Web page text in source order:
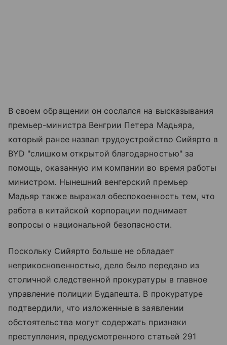
В своем обращении он сослался на высказывания
премьер-министра Венгрии Петера Мадьяра,
который ранее назвал трудоустройство Сийярто в
BYD "слишком открытой благодарностью" за
помощь, оказанную им компании во время работы
министром. Нынешний венгерский премьер
Мадьяр также выражал обеспокоенность тем, что
работа в китайской корпорации поднимает
вопросы о национальной безопасности.
Поскольку Сийярто больше не обладает
неприкосновенностью, дело было передано из
столичной следственной прокуратуры в главное
управление полиции Будапешта. В прокуратуре
подтвердили, что изложенные в заявлении
обстоятельства могут содержать признаки
преступления, предусмотренного статьей 291